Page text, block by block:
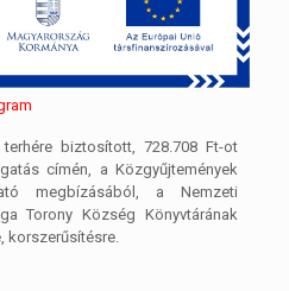
biztosított, 728.708 Ft-ot
címén, a Közgyűjtemények
megbízásából, a Nemzeti
Torony Község Könyvtárának
korszerűsítésre.